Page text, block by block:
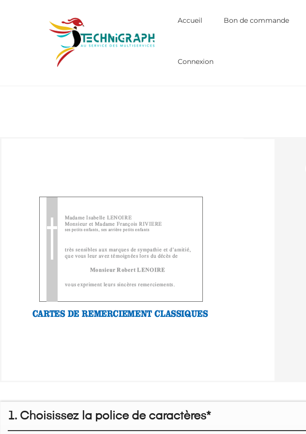
Accueil Bon de commande
Connexion
1. Choisissez la police de caractères*